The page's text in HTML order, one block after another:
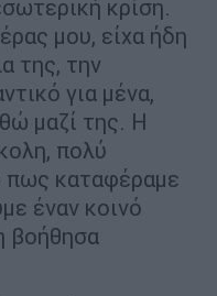
κρίση.
μου, είχα ήδη
της, την
για μένα,
μαζί της. Η
πολύ
πως καταφέραμε
έναν κοινό
βοήθησα